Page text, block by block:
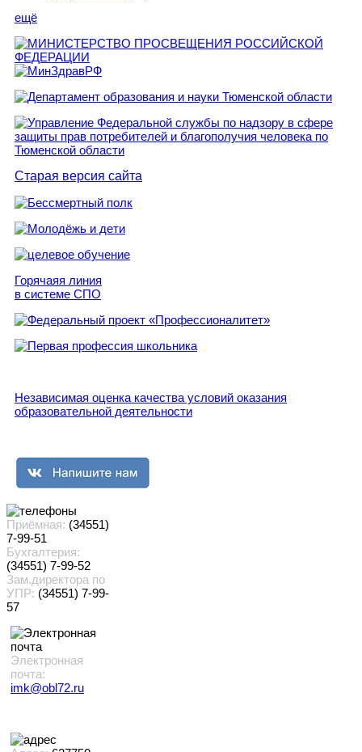
ещё
Старая версия сайта
Горячаяя линия
в системе СПО
Независимая оценка качества условий оказания
образовательной деятельности
Приёмная: (34551)
7-99-51
Бухгалтерия:
(34551) 7-99-52
Зам.директора по
УПР: (34551) 7-99-
57
Электронная
почта:
imk@obl72.ru